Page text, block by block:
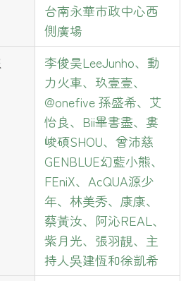
台南永華市政中心西
側廣場
李俊昊LeeJunho、動
力火車、玖壹壹、
@onefive 孫盛希、艾
怡良、Bii畢書盡、婁
峻碩SHOU、曾沛慈
GENBLUE幻藍小熊、
FEniX、AcQUA源少
年、林美秀、康康、
蔡黃汝、阿沁REAL、
紫月光、張羽靚、主
持人吳建恆和徐凱希